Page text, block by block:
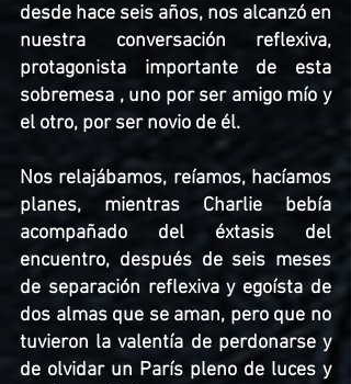
desde hace seis años, nos alcanzó en
nuestra conversación reflexiva,
protagonista importante de esta
sobremesa , uno por ser amigo mío y
el otro, por ser novio de él.
Nos relajábamos, reíamos, hacíamos
planes, mientras Charlie bebía
acompañado del éxtasis del
encuentro, después de seis meses
de separación reflexiva y egoísta de
dos almas que se aman, pero que no
tuvieron la valentía de perdonarse y
de olvidar un París pleno de luces y